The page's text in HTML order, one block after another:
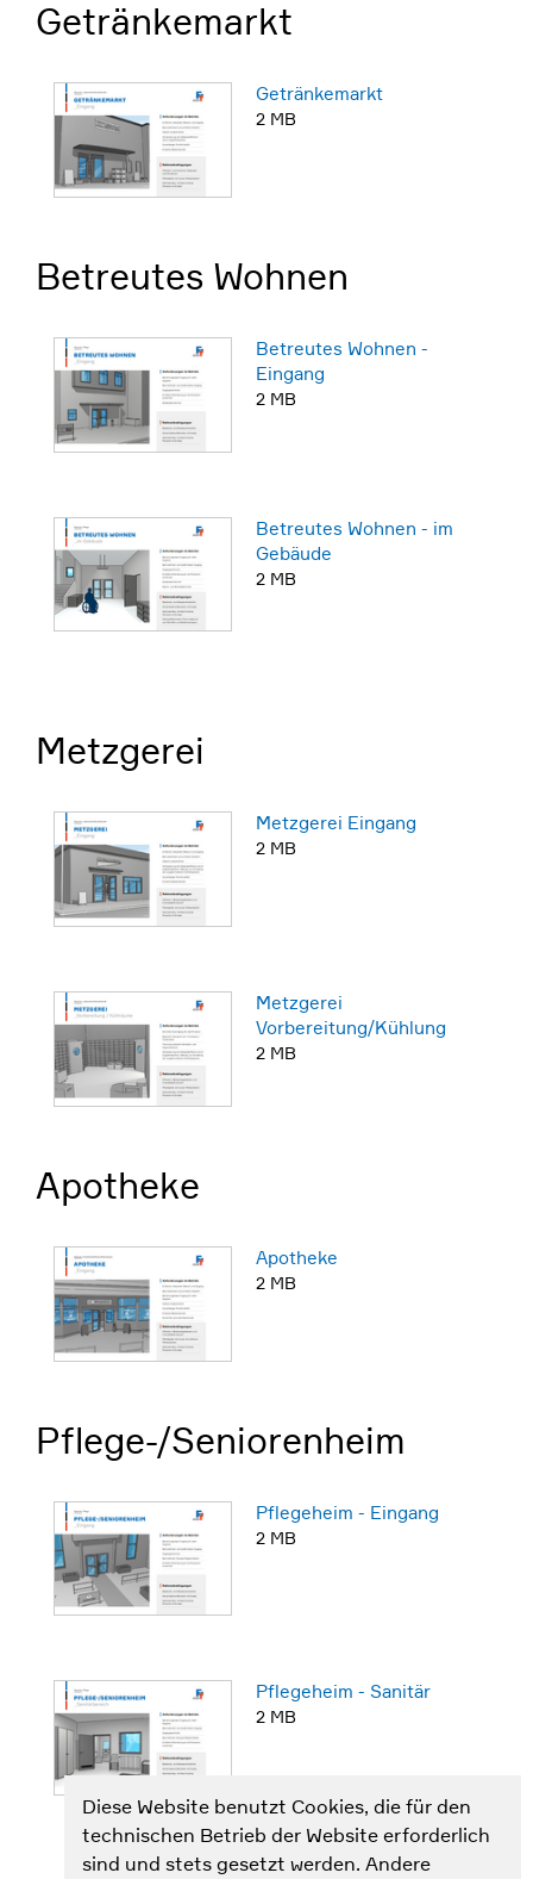
Getränkemarkt
Getränkemarkt
2 MB
Betreutes Wohnen
Betreutes Wohnen -
Eingang
2 MB
Betreutes Wohnen - im
Gebäude
2 MB
Metzgerei
Metzgerei Eingang
2 MB
Metzgerei
Vorbereitung/Kühlung
2 MB
Apotheke
Apotheke
2 MB
Pflege-/Seniorenheim
Pflegeheim - Eingang
2 MB
Pflegeheim - Sanitär
2 MB
Diese Website benutzt Cookies, die für den
technischen Betrieb der Website erforderlich
sind und stets gesetzt werden. Andere